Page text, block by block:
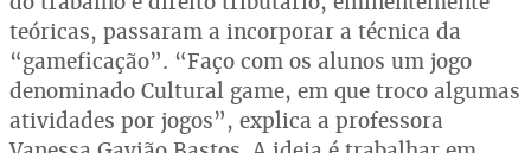
teóricas, passaram a incorporar a técnica da
“gameficação”. “Faço com os alunos um jogo
denominado Cultural game, em que troco algumas
atividades por jogos”, explica a professora